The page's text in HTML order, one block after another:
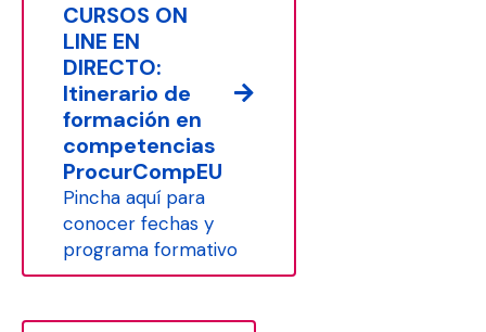
CURSOS ON
LINE EN
DIRECTO:
Itinerario de
formación en
competencias
ProcurCompEU
Pincha aquí para
conocer fechas y
programa formativo